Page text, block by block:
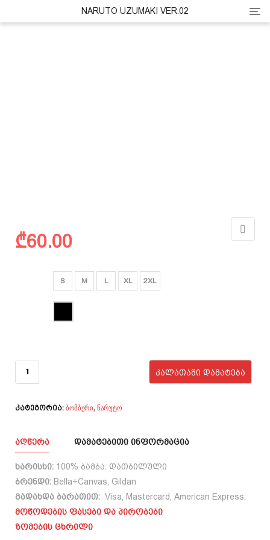
NARUTO UZUMAKI VER.02
₾60.00
S M L XL 2XL
რაოდენობა:
Naruto
ᲙᲐᲚᲐᲗᲐᲨᲘ ᲓᲐᲛᲐᲢᲔᲑᲐ
კატეგორია: ბომბერი,ნარუტო
ᲐᲦᲬᲔᲠᲐ ᲓᲐᲛᲐᲢᲔᲑᲘᲗᲘ ᲘᲜᲤᲝᲠᲛᲐᲪᲘᲐ
ხარისხი: 100% ბამბა. დათბილული
ბრენდი: Bella+Canvas, Gildan
გადახდა ბარათით: Visa, Mastercard, American Express.
მოწოდების ფასები და პირობები
ზომების ცხრილი